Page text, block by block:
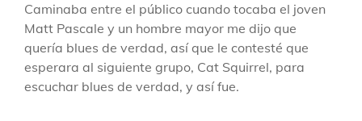
Caminaba entre el público cuando tocaba el joven
Matt Pascale y un hombre mayor me dijo que
quería blues de verdad, así que le contesté que
esperara al siguiente grupo, Cat Squirrel, para
escuchar blues de verdad, y así fue.